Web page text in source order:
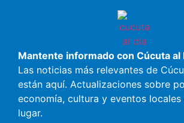
Mantente informado con Cúcuta al
Las noticias más relevantes de
están aquí. Actualizaciones sobre
economía, cultura y eventos locales
lugar.